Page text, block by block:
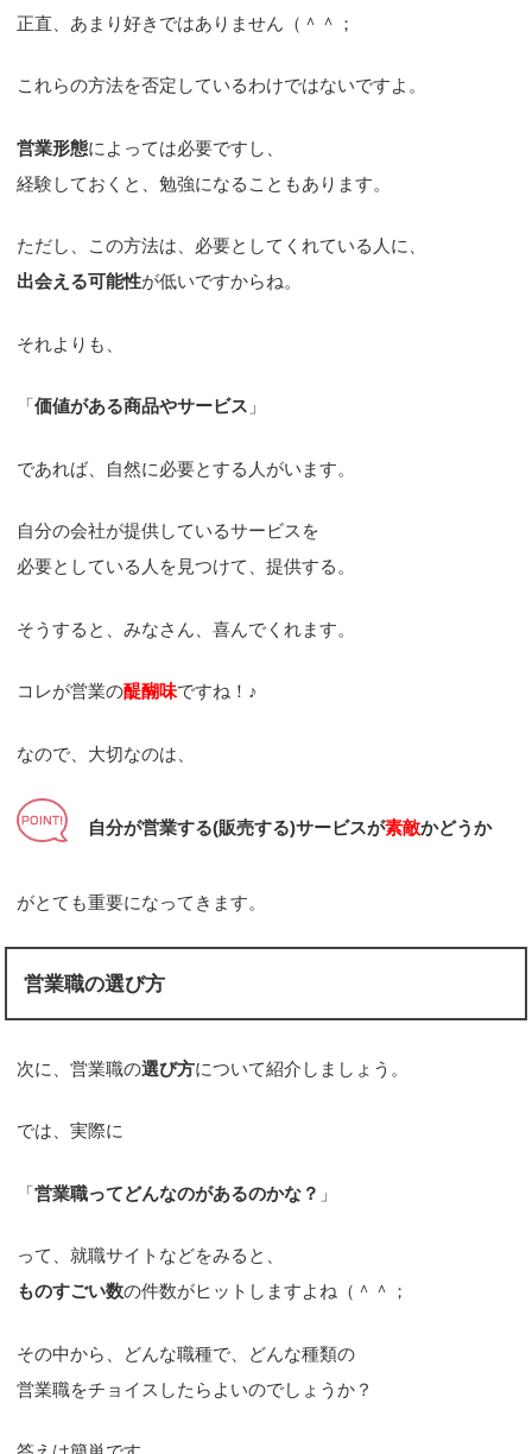
正直、あまり好きではありません（＾＾；
これらの方法を否定しているわけではないですよ。
営業形態によっては必要ですし、
経験しておくと、勉強になることもあります。
ただし、この方法は、必要としてくれている人に、
出会える可能性が低いですからね。
それよりも、
「価値がある商品やサービス 」
であれば、自然に必要とする人がいます。
自分の会社が提供しているサービスを
必要としている人を見つけて、提供する。
そうすると、みなさん、喜んでくれます。
コレが営業の醍醐味ですね！♪
なので、大切なのは、
自分が営業する(販売する)サービスが素敵かどうか
がとても重要になってきます。
営業職の選び方
次に、営業職の選び方について紹介しましょう。
では、実際に
「営業職ってどんなのがあるのかな？ 」
って、就職サイトなどをみると、
ものすごい数の件数がヒットしますよね（＾＾；
その中から、どんな職種で、どんな種類の
営業職をチョイスしたらよいのでしょうか？